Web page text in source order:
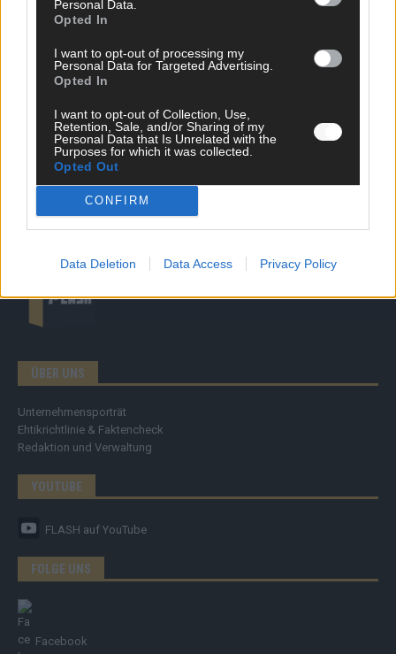
Personal Data.
Opted In
I want to opt-out of processing my
Personal Data for Targeted Advertising.
Opted In
I want to opt-out of Collection, Use,
Retention, Sale, and/or Sharing of my
Personal Data that Is Unrelated with the
Purposes for which it was collected.
Opted Out
CONFIRM
Data Deletion Data Access Privacy Policy
DIREKT ZUM THEMA
Politik & Co
Money Matters
Brainpower
Specials
Meinung
Streams & Storys
Eurovision
ÜBER UNS
Unternehmensporträt
Ehtikrichtlinie & Faktencheck
Redaktion und Verwaltung
YOUTUBE
FLASH auf YouTube
FOLGE UNS
Facebook